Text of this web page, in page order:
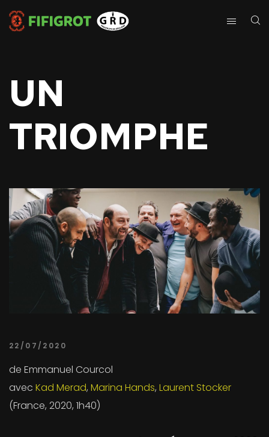
UN
TRIOMPHE
22/07/2020
de Emmanuel Courcol
avec Kad Merad, Marina Hands, Laurent Stocker
(France, 2020, 1h40)